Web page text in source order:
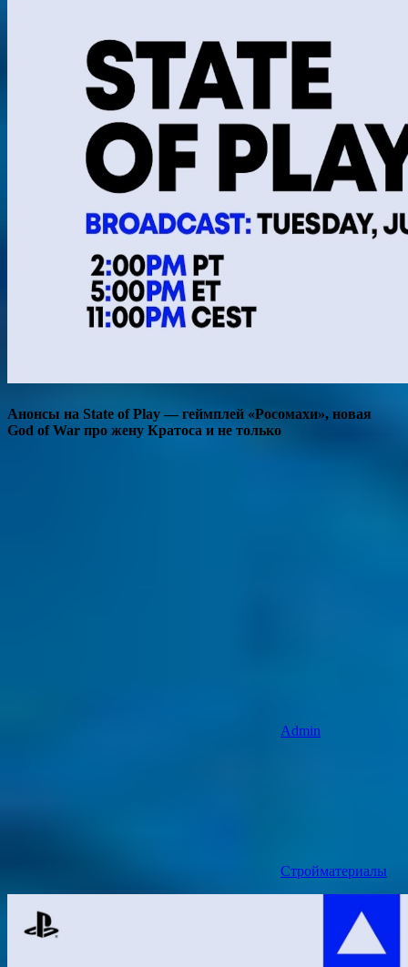
Анонсы на State of Play — геймплей «Росомахи», новая
God of War про жену Кратоса и не только
Admin
Стройматериалы